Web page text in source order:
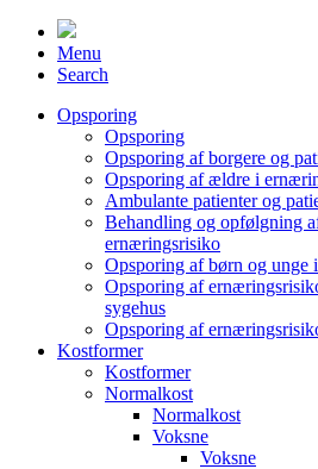
Menu
Search
Opsporing
Opsporing
Opsporing af borgere og
Opsporing af ældre i
Ambulante patienter og
Behandling og opfølgning
ernæringsrisiko
Opsporing af børn og unge
Opsporing af
sygehus
Opsporing af
Kostformer
Kostformer
Normalkost
Normalkost
Voksne
Voksne